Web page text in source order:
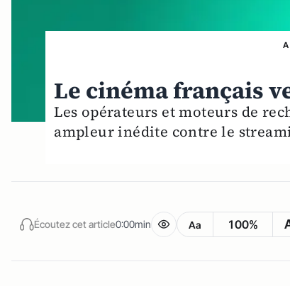
A
Le cinéma français
Les opérateurs et moteurs de
ampleur inédite contre le
Écoutez cet article0:00min Aa 100%